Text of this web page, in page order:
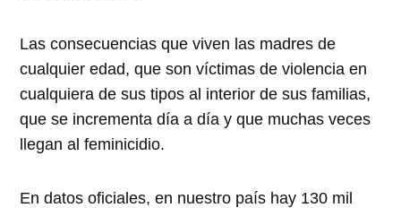
Las consecuencias que viven las madres de
cualquier edad, que son víctimas de violencia en
cualquiera de sus tipos al interior de sus familias,
que se incrementa día a día y que muchas veces
llegan al feminicidio.
En datos oficiales, en nuestro país hay 130 mil